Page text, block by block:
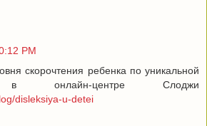
PM
скорочтения ребенка по уникальной
в онлайн-центре Слоджи
disleksiya-u-detei